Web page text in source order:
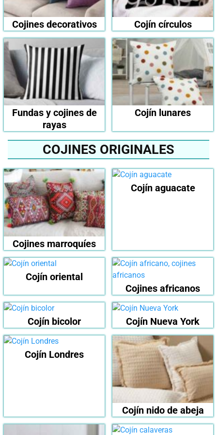
Cojines decorativos Cojín círculos
Fundas y cojines de
rayas
Cojín lunares
COJINES ORIGINALES
Cojines marroquíes
Cojín aguacate
Cojín oriental
Cojines africanos
Cojín bicolor Cojín Nueva York
Cojín Londres
Cojín nido de abeja